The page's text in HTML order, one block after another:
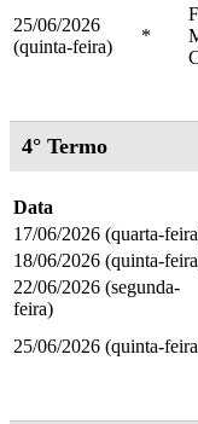
25/06/2026
(quinta-feira)
*
4° Termo
Data
17/06/2026 (quarta-
18/06/2026 (quinta-
22/06/2026 (segunda-
feira)
25/06/2026 (quinta-